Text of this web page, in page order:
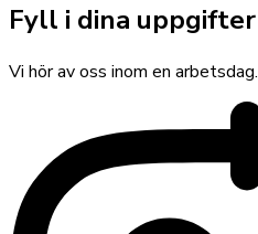
Fyll i dina uppgifter
Vi hör av oss inom en arbetsdag.